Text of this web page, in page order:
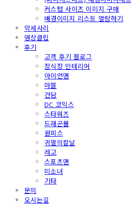
커스텀 사이즈 이미지 구매
배경이미지 리스트 열람하기
악세사리
영상클립
후기
고객 후기 블로그
장식장 인테리어
아이언맨
마블
건담
DC 코믹스
스타워즈
드래곤볼
원피스
귀멸의칼날
레고
스포츠맨
미소녀
기타
문의
오시는길